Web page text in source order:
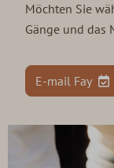
Möchten Sie
Gänge und das
E-mail Fay